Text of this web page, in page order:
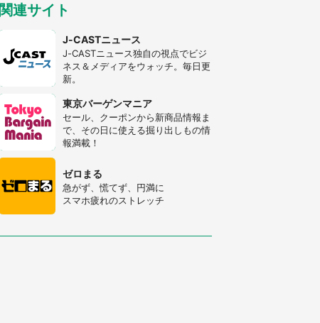
生の野菜〟に6.5万人戦慄
あまりにも四角すぎる猫、激写され
る 「これもう座布団だろ」「食パ
ンの耳」と1.4万人困惑
「修学旅行に途中参加する娘を送っ
て行ったら、真っ暗な道で遭難状
態。なんとか見つけた民家に助けを
求めると、住人の男性が...」
「孫にあげると思って、あなたにこ
れをあげる」 真夏の山道で見知ら
ぬお婆さんに握らされたもの（山口
県・30代女性）
関連サイト
J-CASTニュース
J-CASTニュース独自の視点でビジ
ネス＆メディアをウォッチ。毎日更
新。
東京バーゲンマニア
セール、クーポンから新商品情報ま
で、その日に使える掘り出しもの情
報満載！
ゼロまる
急がず、慌てず、円満に
スマホ疲れのストレッチ